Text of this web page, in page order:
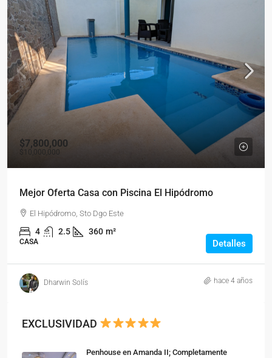
$7,800,000
$10,000,000
Mejor Oferta Casa con Piscina El Hipódromo
El Hipódromo, Sto Dgo Este
4 2.5 360 m²
CASA Detalles
Dharwin Solís hace 4 años
EXCLUSIVIDAD
Penhouse en Amanda II; Completamente